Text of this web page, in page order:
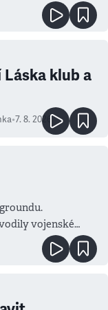
klub a
•7. 8. 2026
vojenské